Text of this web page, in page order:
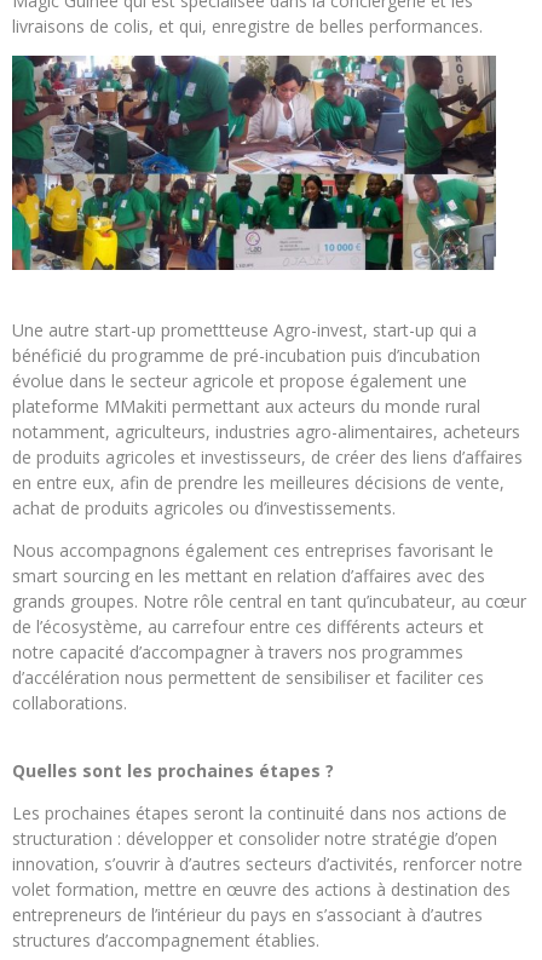
livraisons de colis, et qui, enregistre de belles performances.
Une autre start-up promettteuse Agro-invest, start-up qui a
bénéficié du programme de pré-incubation puis d’incubation
évolue dans le secteur agricole et propose également une
plateforme MMakiti permettant aux acteurs du monde rural
notamment, agriculteurs, industries agro-alimentaires, acheteurs
de produits agricoles et investisseurs, de créer des liens d’affaires
en entre eux, afin de prendre les meilleures décisions de vente,
achat de produits agricoles ou d’investissements.
Nous accompagnons également ces entreprises favorisant le
smart sourcing en les mettant en relation d’affaires avec des
grands groupes. Notre rôle central en tant qu’incubateur, au cœur
de l’écosystème, au carrefour entre ces différents acteurs et
notre capacité d’accompagner à travers nos programmes
d’accélération nous permettent de sensibiliser et faciliter ces
collaborations.
Quelles sont les prochaines étapes ?
Les prochaines étapes seront la continuité dans nos actions de
structuration : développer et consolider notre stratégie d’open
innovation, s’ouvrir à d’autres secteurs d’activités, renforcer notre
volet formation, mettre en œuvre des actions à destination des
entrepreneurs de l’intérieur du pays en s’associant à d’autres
structures d’accompagnement établies.